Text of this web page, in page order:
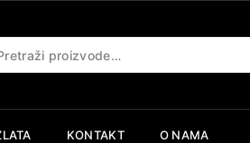
KONTAKT O NAMA